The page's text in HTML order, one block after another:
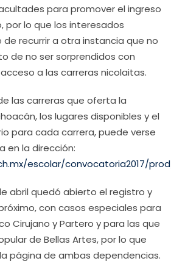
para promover el ingreso
por lo que los interesados
recurrir a otra instancia que no
de no ser sorprendidos con
a las carreras nicolaitas.
las carreras que oferta la
los lugares disponibles y el
para cada carrera, puede verse
en la dirección:
escolar/convocatoria2017/
abril quedó abierto el registro y
con casos especiales para
Cirujano y Partero y para las que
de Bellas Artes, por lo que
página de ambas dependencias.